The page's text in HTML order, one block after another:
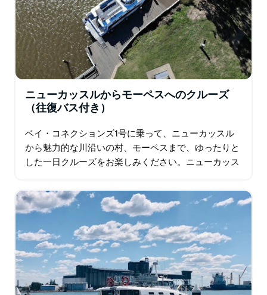
ニューカッスルからモーペスへのクルーズ
（往復バス付き）
ベイ・コネクションズ1号に乗って、ニューカッスル
から魅力的な川沿いの村、モーペスまで、ゆったりと
した一日クルーズをお楽しみください。ニューカッス
刻々と変化する景色を眺めながら、湿地帯や川岸…